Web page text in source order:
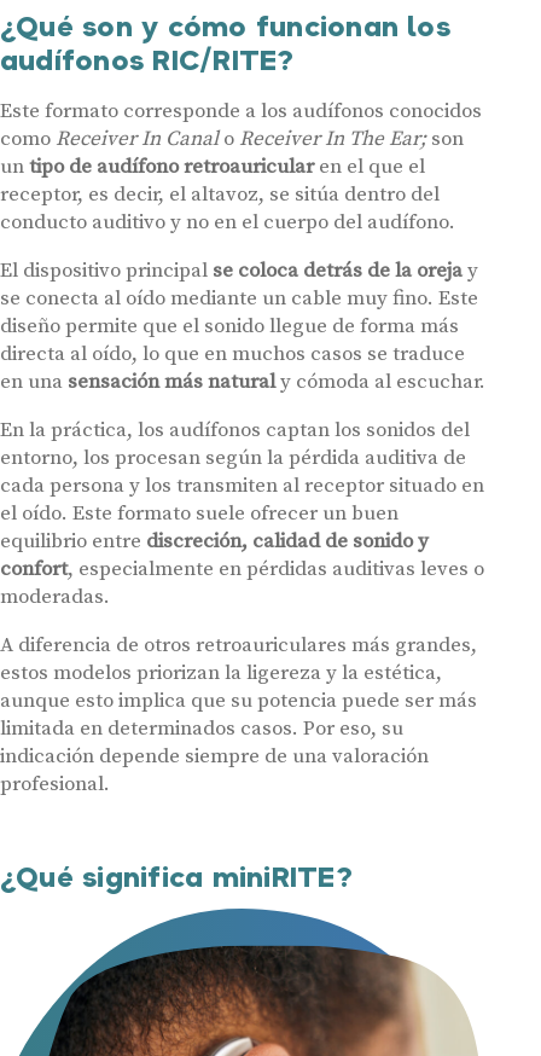
¿Qué son y cómo funcionan los
audífonos RIC/RITE?
Este formato corresponde a los audífonos conocidos
como Receiver In Canalo Receiver In The Ear;son
untipo de audífono retroauricularen el que el
receptor, es decir, el altavoz, se sitúa dentro del
conducto auditivo y no en el cuerpo del audífono.
El dispositivo principal se coloca detrás de la orejay
se conecta al oído mediante un cable muy fino. Este
diseño permite que el sonido llegue de forma más
directa al oído, lo que en muchos casos se traduce
en una sensación más naturaly cómoda al escuchar.
En la práctica, los audífonos captan los sonidos del
entorno, los procesan según la pérdida auditiva de
cada persona y los transmiten al receptor situado en
el oído. Este formato suele ofrecer un buen
equilibrio entre discreción, calidad de sonido y
confort, especialmente en pérdidas auditivas leves o
moderadas.
A diferencia de otros retroauriculares más grandes,
estos modelos priorizan la ligereza y la estética,
aunque esto implica que su potencia puede ser más
limitada en determinados casos. Por eso, su
indicación depende siempre de una valoración
profesional.
¿Qué significa miniRITE?